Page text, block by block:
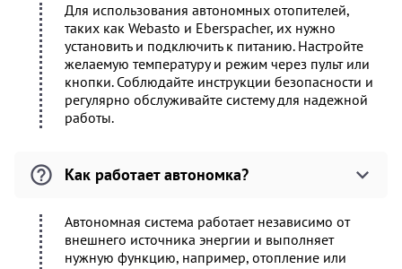
Для использования автономных отопителей,
таких как Webasto и Eberspacher, их нужно
установить и подключить к питанию. Настройте
желаемую температуру и режим через пульт или
кнопки. Соблюдайте инструкции безопасности и
регулярно обслуживайте систему для надежной
работы.
Как работает автономка?
Автономная система работает независимо от
внешнего источника энергии и выполняет
нужную функцию, например, отопление или